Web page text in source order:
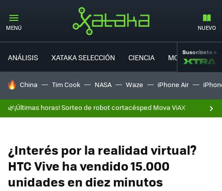
MENÚ NUEVO
ANÁLISIS XATAKA SELECCIÓN CIENCIA MOVILIDAD
Suscríbete a
HOY SE HABLA DE
China Tim Cook NASA Waze iPhone Air
🌿¡Últimas horas! Sorteo de robot cortacésped Mova ViAX
¿Interés por la realidad virtual?
HTC Vive ha vendido 15.000
unidades en diez minutos